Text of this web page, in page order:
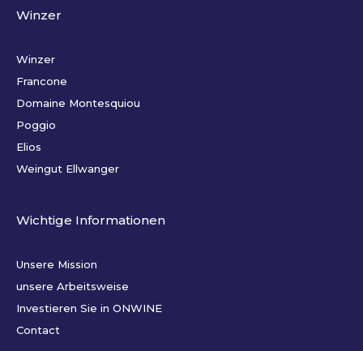
Winzer
Winzer
Francone
Domaine Montesquiou
Poggio
Elios
Weingut Ellwanger
Wichtige Informationen
Unsere Mission
unsere Arbeitsweise
Investieren Sie in ONWINE
Contact